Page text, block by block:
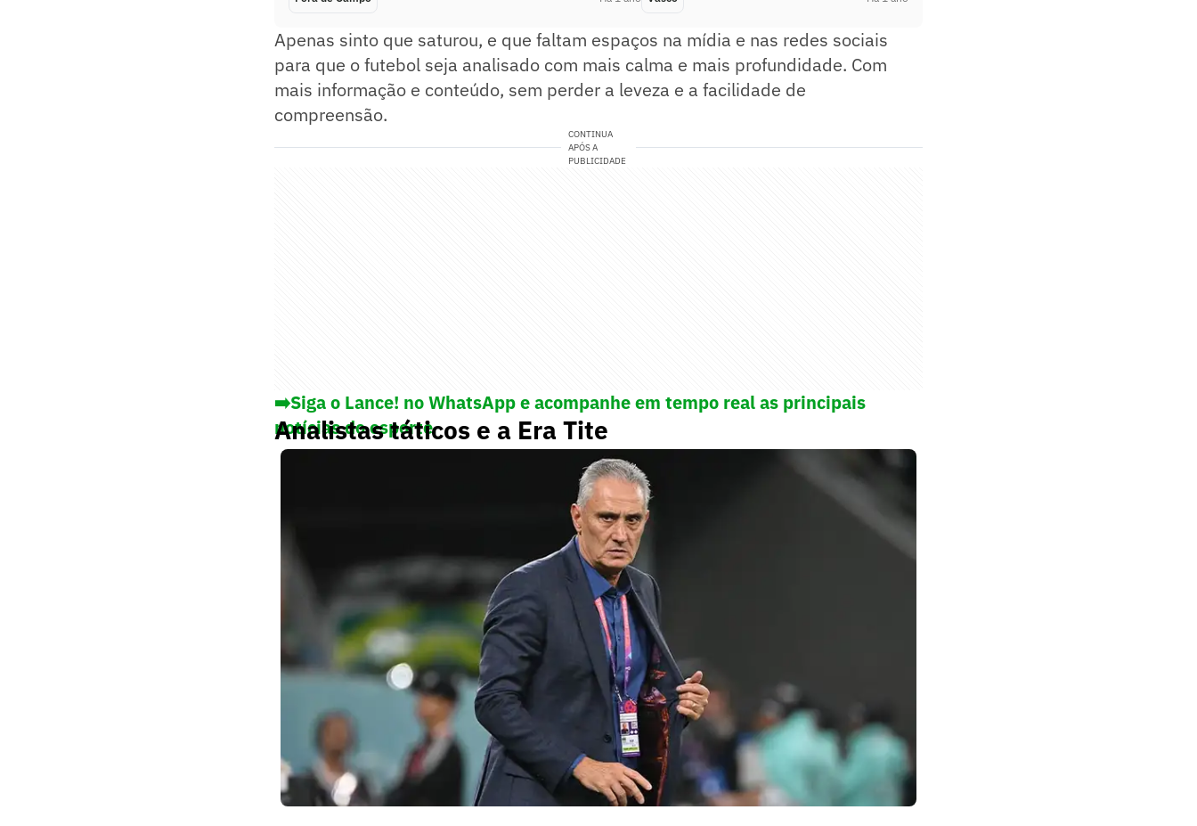
Apenas sinto que saturou, e que faltam espaços na mídia e nas redes sociais
para que o futebol seja analisado com mais calma e mais profundidade. Com
mais informação e conteúdo, sem perder a leveza e a facilidade de
compreensão.
CONTINUA
APÓS A
PUBLICIDADE
➡️Siga o Lance! no WhatsApp e acompanhe em tempo real as principais
notícias do esporte
Analistas táticos e a Era Tite